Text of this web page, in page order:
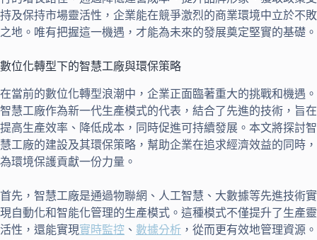
持及保持市場靈活性，企業能在競爭激烈的商業環境中立於不敗
之地。唯有把握這一機遇，才能為未來的發展奠定堅實的基礎。
數位化轉型下的智慧工廠與環保策略
在當前的數位化轉型浪潮中，企業正面臨著重大的挑戰和機遇。
智慧工廠作為新一代生產模式的代表，結合了先進的技術，旨在
提高生產效率、降低成本，同時促進可持續發展。本文將探討智
慧工廠的建設及其環保策略，幫助企業在追求經濟效益的同時，
為環境保護貢獻一份力量。
首先，智慧工廠是通過物聯網、人工智慧、大數據等先進技術實
現自動化和智能化管理的生產模式。這種模式不僅提升了生產靈
活性，還能實現實時監控 、 數據分析 ，從而更有效地管理資源。